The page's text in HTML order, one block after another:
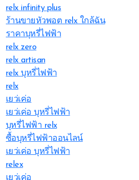
relx infinity plus
ร้านขายหัวพอต relx ใกล้ฉัน
ราคาบุหรี่ไฟฟ้า
relx zero
relx artisan
relx บุหรี่ไฟฟ้า
relx
เยว่เค่อ
เยว่เค่อ บุหรี่ไฟฟ้า
บุหรี่ไฟฟ้า relx
ซื้อบุหรี่ไฟฟ้าออนไลน์
เยว่เค่อ บุหรี่ไฟฟ้า
relex
เยว่เค่อ